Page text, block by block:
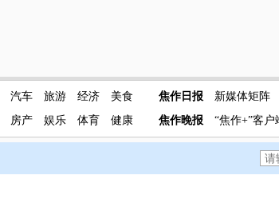
汽车 旅游 经济
美食
房产 娱乐 体育 健康
焦作日报
新媒体矩阵
焦作晚报
“焦作+”客户